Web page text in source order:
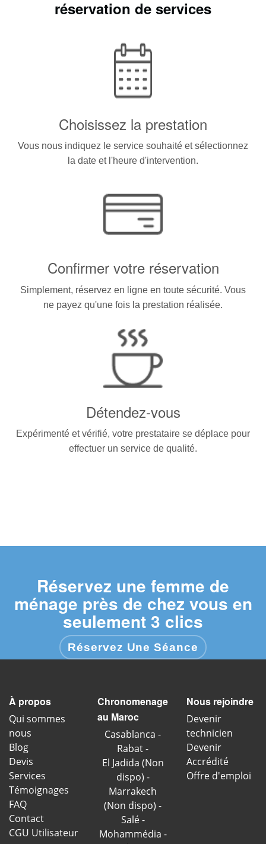
réservation de services
Choisissez la prestation
Vous nous indiquez le service souhaité et sélectionnez
la date et l'heure d'intervention.
Confirmer votre réservation
Simplement, réservez en ligne en toute sécurité. Vous
ne payez qu'une fois la prestation réalisée.
Détendez-vous
Expérimenté et vérifié, votre prestataire se déplace pour
effectuer un service de qualité.
Réservez une femme de
ménage près de chez vous en
seulement 3 clics
Réservez Une Séance
À propos
Qui sommes
nous
Blog
Devis
Services
Témoignages
FAQ
Contact
CGU Utilisateur
Chronomenage
au Maroc
Casablanca
Rabat
El Jadida (Non
dispo)
Marrakech
(Non dispo)
Salé
Mohammédia
Nous rejoindre
Devenir
technicien
Devenir
Accrédité
Offre d'emploi